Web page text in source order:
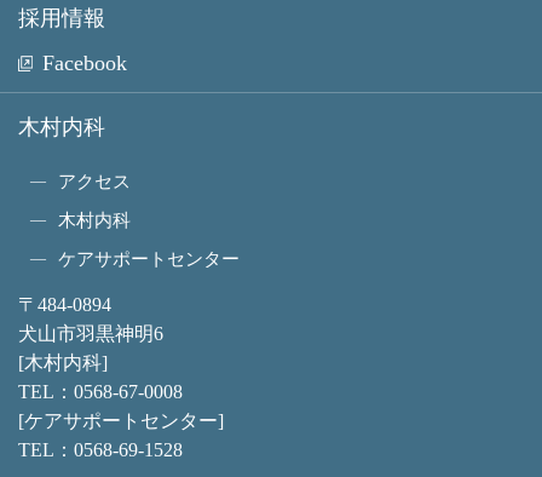
採用情報
Facebook
木村内科
アクセス
木村内科
ケアサポートセンター
〒484-0894
犬山市羽黒神明6
[木村内科]
TEL： 0568-67-0008
[ケアサポートセンター]
TEL： 0568-69-1528